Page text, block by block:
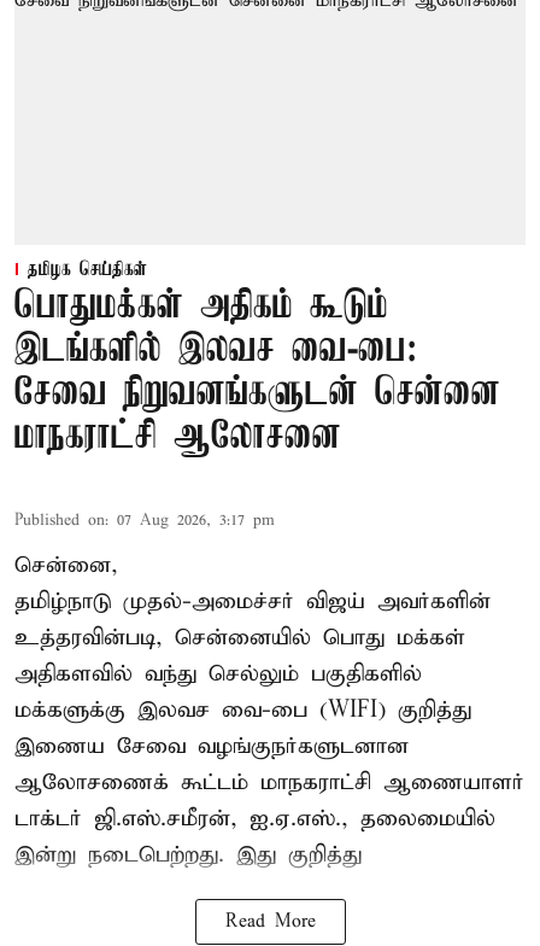
தமிழக செய்திகள்
பொதுமக்கள் அதிகம் கூடும்
இடங்களில் இலவச வை-பை:
சேவை நிறுவனங்களுடன் சென்னை
மாநகராட்சி ஆலோசனை
Published on: 07 Aug 2026, 3:17 pm
சென்னை,
தமிழ்நாடு முதல்-அமைச்சர் விஜய் அவர்களின்
உத்தரவின்படி, சென்னையில் பொது மக்கள்
அதிகளவில் வந்து செல்லும் பகுதிகளில்
மக்களுக்கு இலவச வை-பை (WIFI) குறித்து
இணைய சேவை வழங்குநர்களுடனான
ஆலோசணைக் கூட்டம் மாநகராட்சி ஆணையாளர்
டாக்டர் ஜி.எஸ்.சமீரன், ஐ.ஏ.எஸ்., தலைமையில்
இன்று நடைபெற்றது. இது குறித்து
Read More